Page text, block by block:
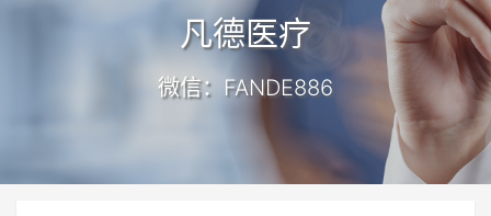
凡德医疗
微信：FANDE886